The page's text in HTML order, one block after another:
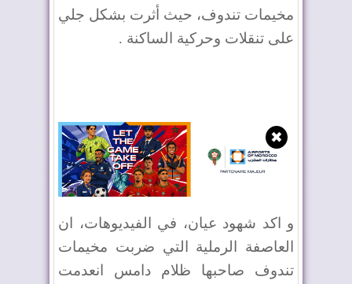
مخيمات تندوف، حيث أثرت بشكل جلي
على تنقلات وحركية الساكنة .
✖
و اكد شهود عيان، في الفيديوهات، ان
العاصفة الرملية التي ضربت مخيمات
تندوف صاحبها ظلام دامس انعدمت